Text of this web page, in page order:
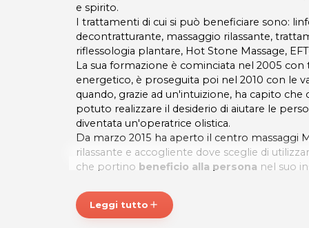
e spirito.
I trattamenti di cui si può beneficiare sono:
decontratturante, massaggio rilassante,
riflessologia plantare, Hot Stone Massage,
La sua formazione è cominciata nel 2005 con
energetico, è proseguita poi nel 2010 con le
quando, grazie ad un'intuizione, ha capito
potuto realizzare il desiderio di aiutare le
diventata un'operatrice olistica.
Da marzo 2015 ha aperto il centro massaggi
rilassante e accogliente dove sceglie di
che portino beneficio alla persona nel suo
MI SUEÑO: un momento di rilassamento e
Leggi tutto add